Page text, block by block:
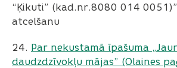
“Ķikuti” (kad.nr.8080 014
atcelšanu
24. Par nekustamā īpašuma
daudzdzīvokļu mājas” (Olaines